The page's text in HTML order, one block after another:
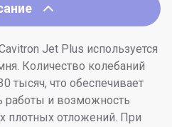
Jet Plus используется
Количество колебаний
тысяч, что обеспечивает
и возможность
плотных отложений. При